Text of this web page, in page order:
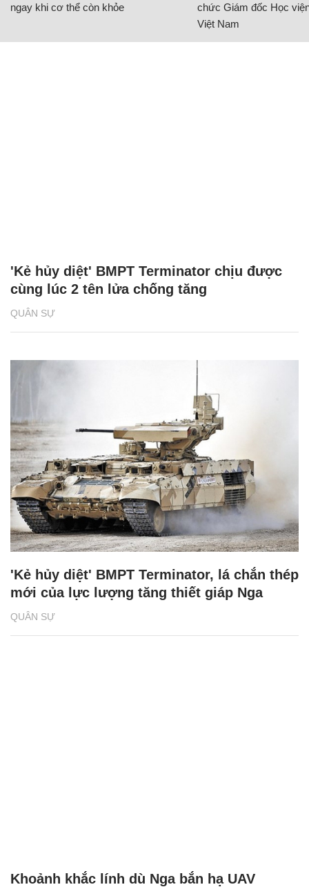
ngay khi cơ thể còn khỏe
chức Giám đốc Học
Việt Nam
QUÂN SỰ
'Kẻ hủy diệt' BMPT Terminator chịu được
cùng lúc 2 tên lửa chống tăng
QUÂN SỰ
'Kẻ hủy diệt' BMPT Terminator, lá chắn thép
mới của lực lượng tăng thiết giáp Nga
Khoảnh khắc lính dù Nga bắn hạ UAV